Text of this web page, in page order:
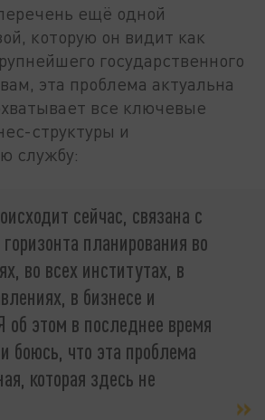
ещё одной
которую он видит как
государственного
эта проблема актуальна
все ключевые
структуры и
службу:
сейчас, связана с
планирования во
во всех институтах, в
в бизнесе и
об этом в последнее время
боюсь, что эта проблема
которая здесь не